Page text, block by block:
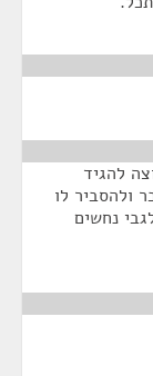
להגיד
ולהסביר לו
לפני 3 חודשים לגבי נחשים